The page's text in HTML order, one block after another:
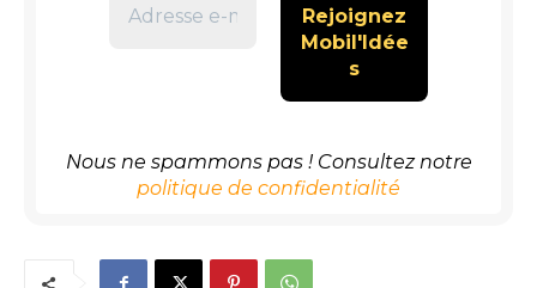
Nous ne spammons pas ! Consultez notre
politique de confidentialité